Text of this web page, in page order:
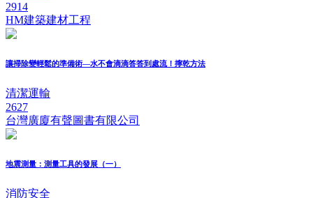
2914
HM建築建材工程
讓掃除變輕鬆的準備術—水不會滴滴答答到處流！擰乾方法
清潔運輸
2627
台灣廣廈有聲圖書有限公司
地震測量：測量工具的發展（一）
消防安全